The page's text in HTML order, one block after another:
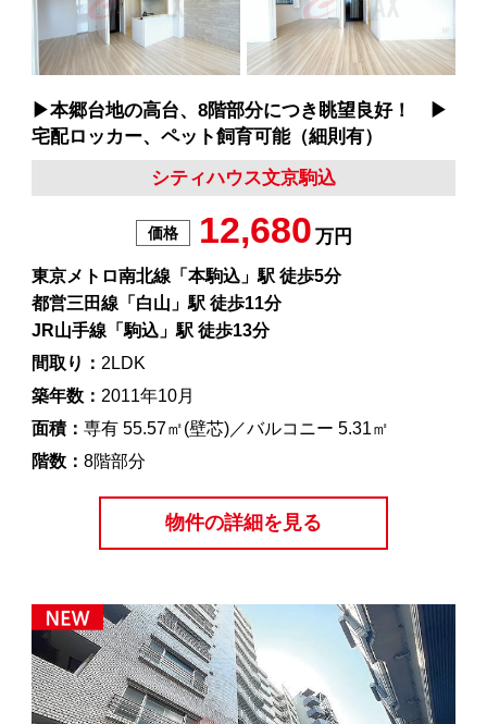
▶︎本郷台地の高台、8階部分につき眺望良好！ ▶︎
宅配ロッカー、ペット飼育可能（細則有）
シティハウス文京駒込
価格 12,680 万円
東京メトロ南北線「本駒込」駅 徒歩5分
都営三田線「白山」駅 徒歩11分
JR山手線「駒込」駅 徒歩13分
間取り： 2LDK
築年数： 2011年10月
面積： 専有 55.57㎡(壁芯)／バルコニー 5.31㎡
階数： 8階部分
物件の詳細を見る